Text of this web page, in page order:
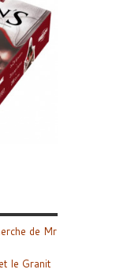
de Mr
le Granit